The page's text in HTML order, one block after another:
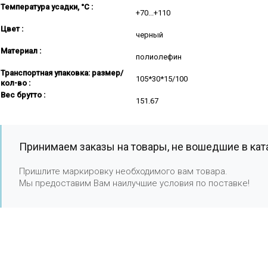
Температура усадки, °C :
+70...+110
Цвет :
черный
Материал :
полиолефин
Транспортная упаковка: размер/
кол-во :
105*30*15/100
Вес брутто :
151.67
Принимаем заказы на товары, не вошедшие в
Пришлите маркировку необходимого вам товара.
Мы предоставим Вам наилучшие условия по поставке!